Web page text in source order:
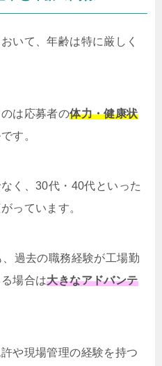
いて、年齢は特に厳しく
は応募者の体力・健康状
す。
く、30代・40代といった
っています。
過去の職務経験が工場勤
場合は大きなアドバンテ
や現場管理の経験を持つ